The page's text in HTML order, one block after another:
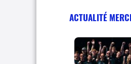
ACTUALITÉ